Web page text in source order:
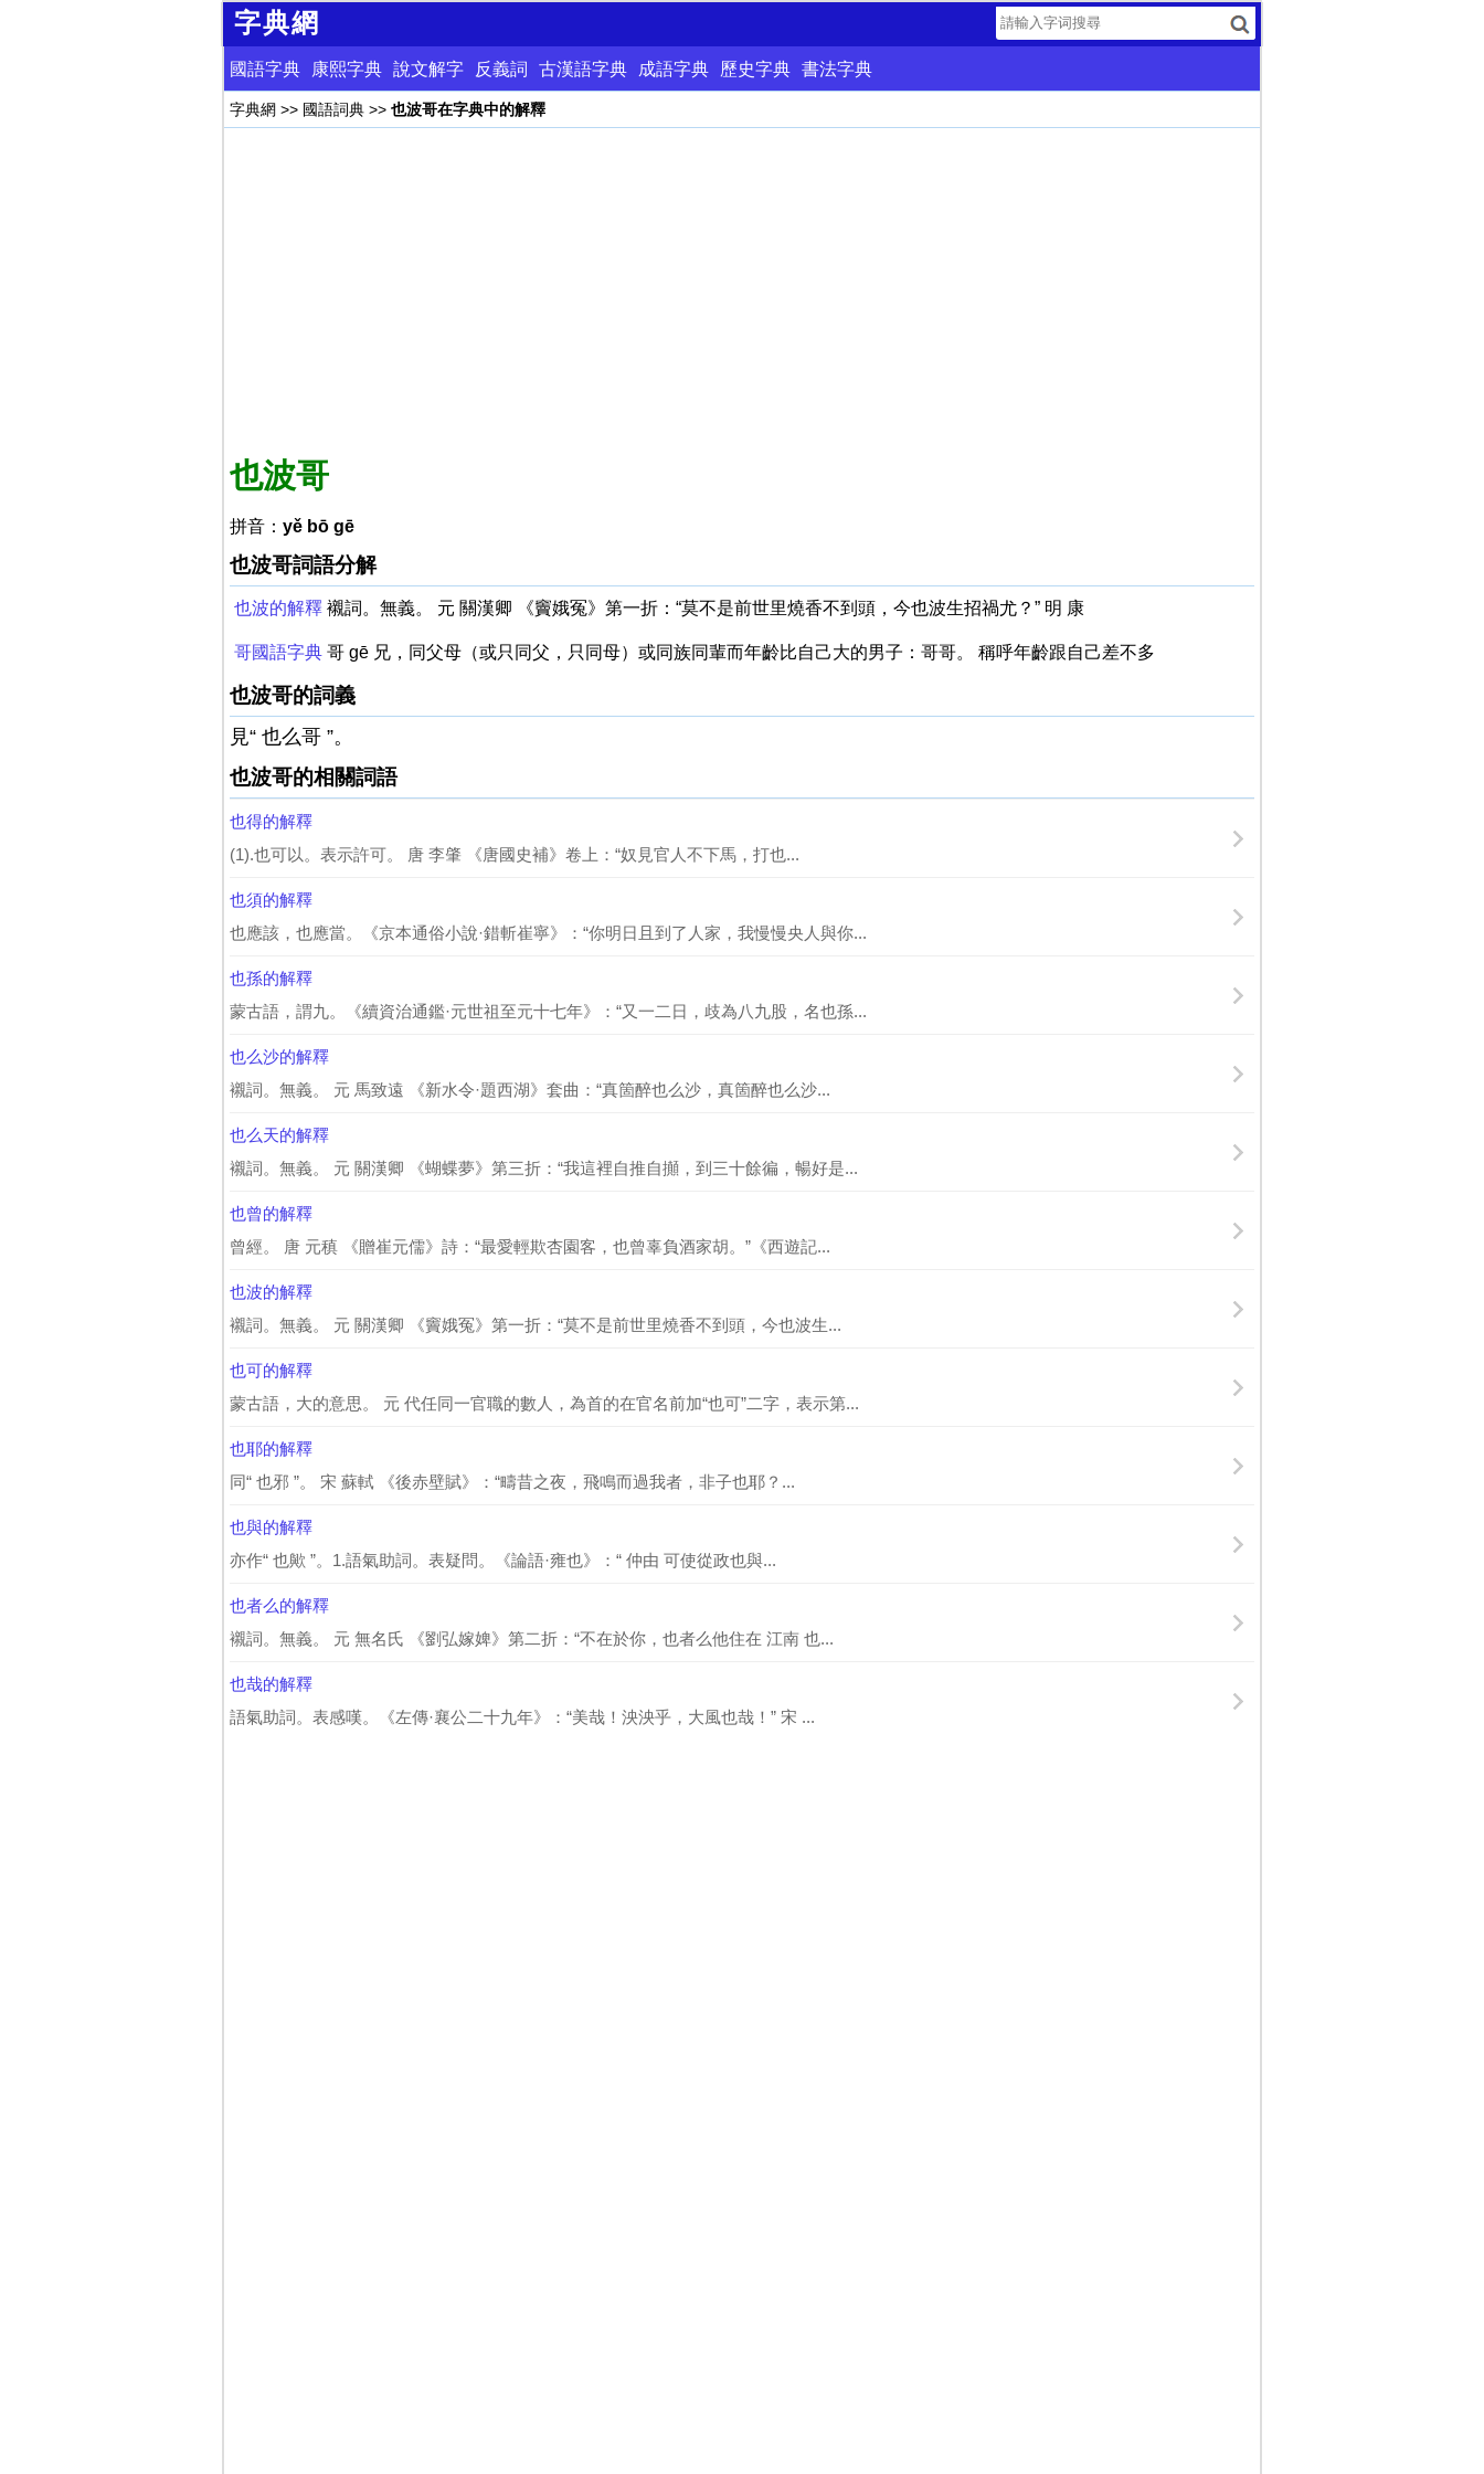
字典網
國語字典 康熙字典 說文解字 反義詞 古漢語字典 成語字典 歷史字典 書法字典
字典網 >> 國語詞典>> 也波哥在字典中的解釋
也波哥
拼音： yě bō gē
也波哥詞語分解
也波的解釋襯詞。無義。 元 關漢卿 《竇娥冤》第一折：“莫不是前世里燒香不到頭，今也波生招禍尤？” 明 康
哥國語字典哥 gē 兄，同父母（或只同父，只同母）或同族同輩而年齡比自己大的男子：哥哥。 稱呼年齡跟自己差不多
也波哥的詞義
見“ 也么哥 ”。
也波哥的相關詞語
也得的解釋
(1).也可以。表示許可。 唐 李肇 《唐國史補》卷上：“奴見官人不下馬，打也...
也須的解釋
也應該，也應當。《京本通俗小說·錯斬崔寧》：“你明日且到了人家，我慢慢央人與你...
也孫的解釋
蒙古語，謂九。《續資治通鑑·元世祖至元十七年》：“又一二日，歧為八九股，名也孫...
也么沙的解釋
襯詞。無義。 元 馬致遠 《新水令·題西湖》套曲：“真箇醉也么沙，真箇醉也么沙...
也么天的解釋
襯詞。無義。 元 關漢卿 《蝴蝶夢》第三折：“我這裡自推自攧，到三十餘徧，暢好是...
也曾的解釋
曾經。 唐 元稹 《贈崔元儒》詩：“最愛輕欺杏園客，也曾辜負酒家胡。”《西遊記...
也波的解釋
襯詞。無義。 元 關漢卿 《竇娥冤》第一折：“莫不是前世里燒香不到頭，今也波生...
也可的解釋
蒙古語，大的意思。 元 代任同一官職的數人，為首的在官名前加“也可”二字，表示第...
也耶的解釋
同“ 也邪 ”。 宋 蘇軾 《後赤壁賦》：“疇昔之夜，飛鳴而過我者，非子也耶？...
也與的解釋
亦作“ 也歟 ”。1.語氣助詞。表疑問。《論語·雍也》：“ 仲由 可使從政也與...
也者么的解釋
襯詞。無義。 元 無名氏 《劉弘嫁婢》第二折：“不在於你，也者么他住在 江南 也...
也哉的解釋
語氣助詞。表感嘆。《左傳·襄公二十九年》：“美哉！泱泱乎，大風也哉！” 宋 ...